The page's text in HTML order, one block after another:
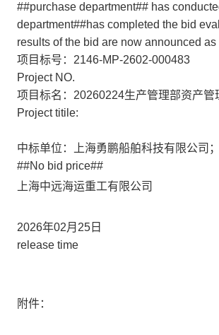
##purchase department## has
department##has completed the bid
results of the bid are now announced as
项目标号：2146-MP-2602-000483
Project NO.
项目标名：20260224生产管理部资产
Project titile:
中标单位：上海勇鹏船舶科技有限公司
##No bid price##
上海中远海运重工有限公司
2026年02月25日
release time
附件：